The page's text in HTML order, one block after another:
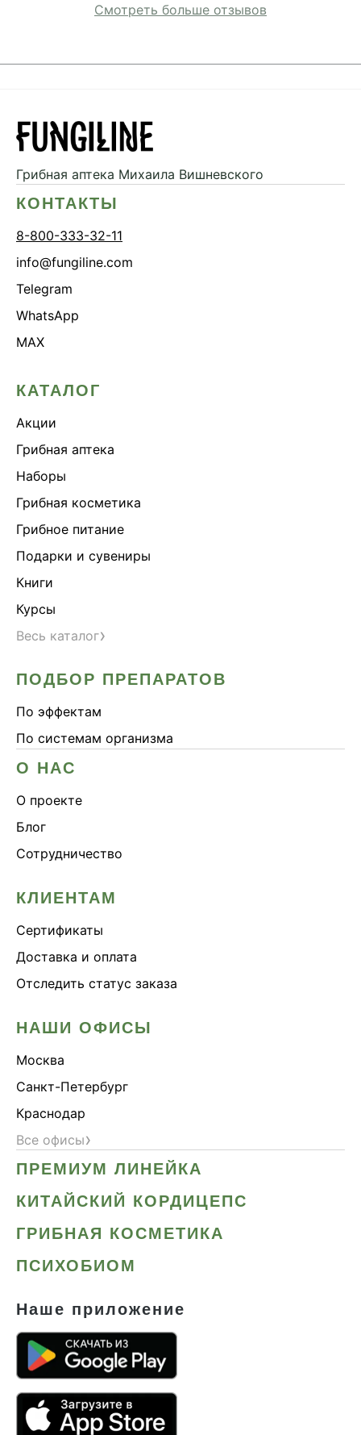
Смотреть больше отзывов
Грибная аптека Михаила Вишневского
КОНТАКТЫ
8-800-333-32-11
info@fungiline.com
Telegram
WhatsApp
MAX
КАТАЛОГ
Акции
Грибная аптека
Наборы
Грибная косметика
Грибное питание
Подарки и сувениры
Книги
Курсы
Весь каталог›
ПОДБОР ПРЕПАРАТОВ
По эффектам
По системам организма
О НАС
О проекте
Блог
Сотрудничество
КЛИЕНТАМ
Сертификаты
Доставка и оплата
Отследить статус заказа
НАШИ ОФИСЫ
Москва
Санкт-Петербург
Краснодар
Все офисы›
ПРЕМИУМ ЛИНЕЙКА
КИТАЙСКИЙ КОРДИЦЕПС
ГРИБНАЯ КОСМЕТИКА
ПСИХОБИОМ
Наше приложение